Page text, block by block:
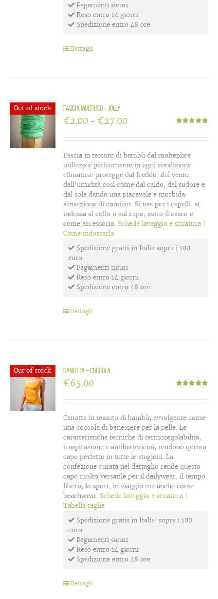
Pagamenti sicuri
Reso entro 14 giorni
Spedizione entro 48 ore
Dettagli
Out of stock Fascia multiuso – Jolly
5.00su 5
€2.00 –€27.00
Fascia in tessuto di bambù dal molteplice
utilizzo e performante in ogni condizione
climatica: protegge dal freddo, dal vento,
dall'umidità così come dal caldo, dal sudore e
dal sole dando una piacevole e morbida
sensazione di comfort. Si usa per i capelli, si
indossa al collo o sul capo, sotto il casco o
come accessorio. Scheda lavaggio e stiratura
Come indossarlo
Spedizione gratis in Italia sopra i 100
euro
Pagamenti sicuri
Reso entro 14 giorni
Spedizione entro 48 ore
Dettagli
Out of stock Canotta – Coccola
5.00su 5
€65.00
Canotta in tessuto di bambù, avvolgente come
una coccola di benessere per la pelle. Le
caratteristiche tecniche di termoregolabilità,
traspirazione e antibattericità, rendono questo
capo perfetto in tutte le stagioni. La
confezione curata nel dettaglio rende questo
capo molto versatile per il dailywear, il tempo
libero, lo sport, in viaggio ma anche come
beachwear. Scheda lavaggio e stiratura
Tabella taglie
Spedizione gratis in Italia sopra i 100
euro
Pagamenti sicuri
Reso entro 14 giorni
Spedizione entro 48 ore
Dettagli